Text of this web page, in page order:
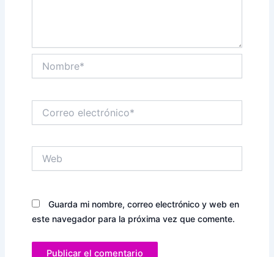
electrónico*
Guarda mi nombre, correo electrónico y web en
este navegador para la próxima vez que comente.